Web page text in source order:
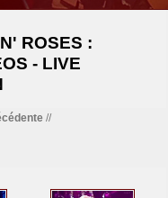
ROSES :
- LIVE
//